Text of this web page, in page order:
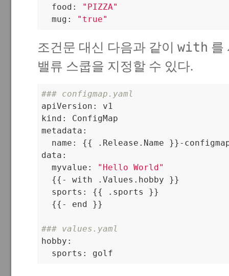
  food:
"PIZZA"
  mug:
"true"
조건문 대신 다음과 같이 with 를
밸류 스쿱을 지정할 수 있다.
### configmap.yaml
apiVersion: v1
kind: ConfigMap
metadata:
name: {{ .Release.Name }}-
data:
  myvalue:
"Hello World"
  {{- with .Values.hobby }}
  sports: {{ .sports }}
  {{- end }}
### values.yaml
hobby:
  sports: golf